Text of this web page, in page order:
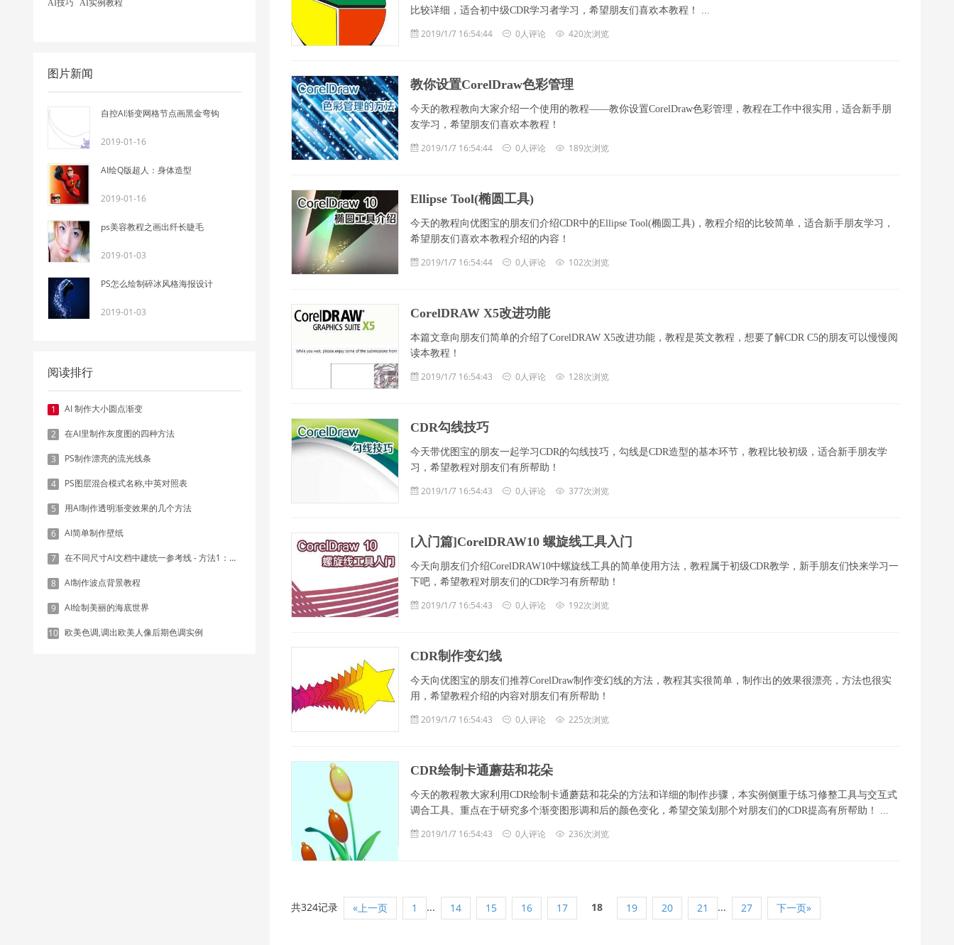
AI技巧 AI实例教程
图片新闻
自控AI渐变网格节点画黑金弯钩
2019-01-16
AI绘Q版超人：身体造型
2019-01-16
ps美容教程之画出纤长睫毛
2019-01-03
PS怎么绘制碎冰风格海报设计
2019-01-03
阅读排行
1 AI 制作大小圆点渐变
2 在AI里制作灰度图的四种方法
3 PS制作漂亮的流光线条
4 PS图层混合模式名称,中英对照表
5 用AI制作透明渐变效果的几个方法
6 AI简单制作壁纸
7 在不同尺寸AI文档中建统一参考线 - 方法1：对齐和分布
8 AI制作波点背景教程
9 AI绘制美丽的海底世界
10 欧美色调,调出欧美人像后期色调实例
比较详细，适合初中级CDR学习者学习，希望朋友们喜欢本教程！ ...
2019/1/7 16:54:44 0人评论 420次浏览
教你设置CorelDraw色彩管理
今天的教程教向大家介绍一个使用的教程——教你设置CorelDraw色彩管理，教程在工作中很实用，适合新手朋
友学习，希望朋友们喜欢本教程！
2019/1/7 16:54:44 0人评论 189次浏览
Ellipse Tool(椭圆工具)
今天的教程向优图宝的朋友们介绍CDR中的Ellipse Tool(椭圆工具)，教程介绍的比较简单，适合新手朋友学习，
希望朋友们喜欢本教程介绍的内容！
2019/1/7 16:54:44 0人评论 102次浏览
CorelDRAW X5改进功能
本篇文章向朋友们简单的介绍了CorelDRAW X5改进功能，教程是英文教程，想要了解CDR C5的朋友可以慢慢阅
读本教程！
2019/1/7 16:54:43 0人评论 128次浏览
CDR勾线技巧
今天带优图宝的朋友一起学习CDR的勾线技巧，勾线是CDR造型的基本环节，教程比较初级，适合新手朋友学
习，希望教程对朋友们有所帮助！
2019/1/7 16:54:43 0人评论 377次浏览
[入门篇]CorelDRAW10 螺旋线工具入门
今天向朋友们介绍CorelDRAW10中螺旋线工具的简单使用方法，教程属于初级CDR教学，新手朋友们快来学习一
下吧，希望教程对朋友们的CDR学习有所帮助！
2019/1/7 16:54:43 0人评论 192次浏览
CDR制作变幻线
今天向优图宝的朋友们推荐CorelDraw制作变幻线的方法，教程其实很简单，制作出的效果很漂亮，方法也很实
用，希望教程介绍的内容对朋友们有所帮助！
2019/1/7 16:54:43 0人评论 225次浏览
CDR绘制卡通蘑菇和花朵
今天的教程教大家利用CDR绘制卡通蘑菇和花朵的方法和详细的制作步骤，本实例侧重于练习修整工具与交互式
调合工具。重点在于研究多个渐变图形调和后的颜色变化，希望交策划那个对朋友们的CDR提高有所帮助！ ...
2019/1/7 16:54:43 0人评论 236次浏览
共324记录 «上一页 1 ... 14 15 16 17 18 19 20 21 ... 27 下一页»